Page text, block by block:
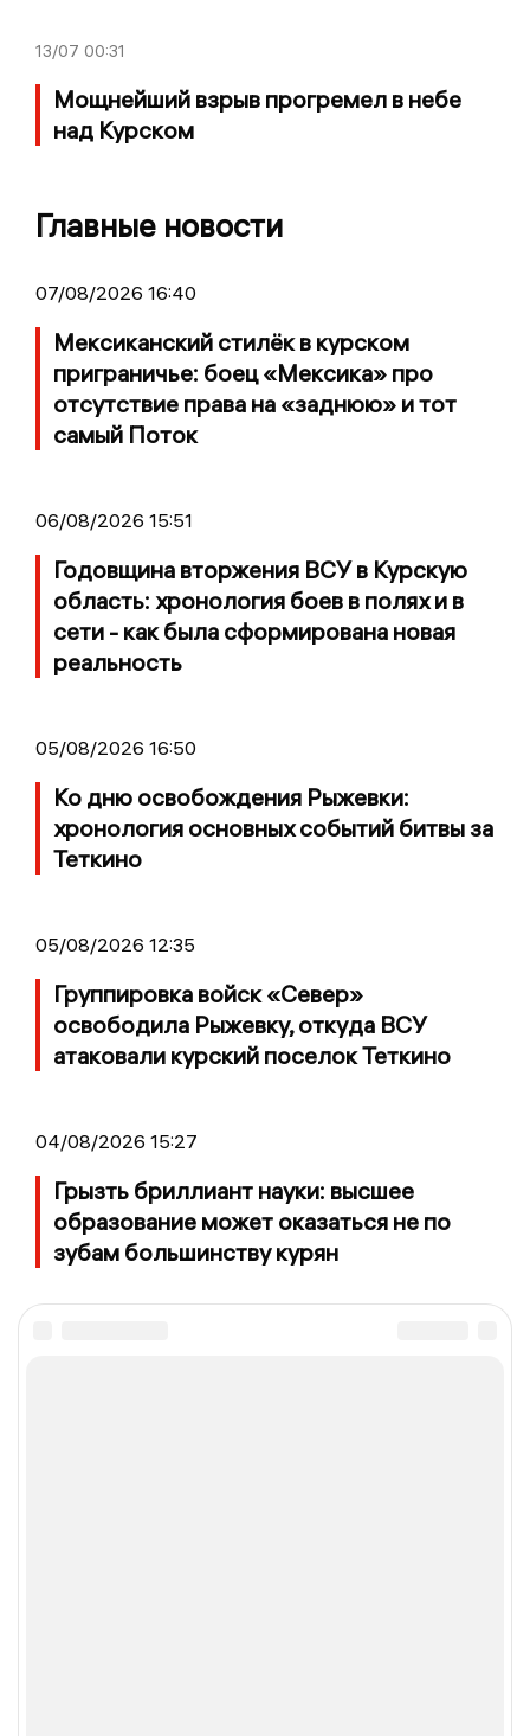
13/07 00:31
Мощнейший взрыв прогремел в небе
над Курском
Главные новости
07/08/2026 16:40
Мексиканский стилёк в курском
приграничье: боец «Мексика» про
отсутствие права на «заднюю» и тот
самый Поток
06/08/2026 15:51
Годовщина вторжения ВСУ в Курскую
область: хронология боев в полях и в
сети - как была сформирована новая
реальность
05/08/2026 16:50
Ко дню освобождения Рыжевки:
хронология основных событий битвы за
Теткино
05/08/2026 12:35
Группировка войск «Север»
освободила Рыжевку, откуда ВСУ
атаковали курский поселок Теткино
04/08/2026 15:27
Грызть бриллиант науки: высшее
образование может оказаться не по
зубам большинству курян